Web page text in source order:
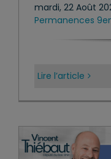
mardi, 22 Août
Permanences
Lire l’article